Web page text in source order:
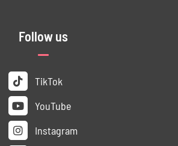
Follow us
TikTok
YouTube
Instagram